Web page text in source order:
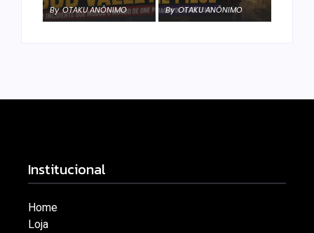
By OTAKU ANÔNIMO By OTAKU ANÔNIMO
Institucional
Home
Loja